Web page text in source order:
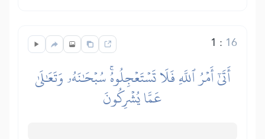
1 : 16
أَتَىٰٓ أَمۡرُ ٱللَّهِ فَلَا تَسۡتَعۡجِلُوهُۚ سُبۡحَٰنَهُۥ وَتَعَٰلَىٰ
عَمَّا يُشۡرِكُونَ